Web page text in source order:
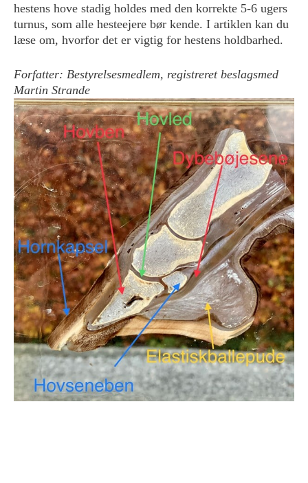
hestens hove stadig holdes med den korrekte 5-6 ugers
turnus, som alle hesteejere bør kende. I artiklen kan du
læse om, hvorfor det er vigtig for hestens holdbarhed.
Forfatter: Bestyrelsesmedlem, registreret beslagsmed
Martin Strande